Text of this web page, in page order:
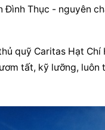
Đình Thục - nguyên
quỹ Caritas Hạt Chí
tất, kỹ lưỡng, luôn